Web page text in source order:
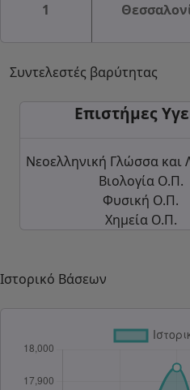
1
Συντελεστές βαρύτητας
Επιστήμες
Νεοελληνική Γλώσσα και
Βιολογία Ο.Π.
Φυσική Ο.Π.
Χημεία Ο.Π.
Ιστορικό Βάσεων